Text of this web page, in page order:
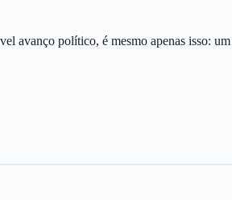
avanço político, é mesmo apenas isso: um